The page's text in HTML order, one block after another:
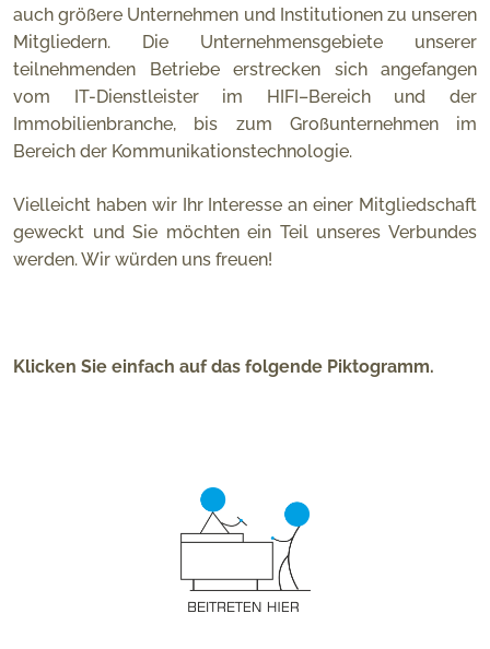
auch größere Unternehmen und Institutionen zu unseren
Mitgliedern. Die Unternehmensgebiete unserer
teilnehmenden Betriebe erstrecken sich angefangen
vom IT-Dienstleister im HIFI–Bereich und der
Immobilienbranche, bis zum Großunternehmen im
Bereich der Kommunikationstechnologie.
Vielleicht haben wir Ihr Interesse an einer Mitgliedschaft
geweckt und Sie möchten ein Teil unseres Verbundes
werden. Wir würden uns freuen!
Klicken Sie einfach auf das folgende Piktogramm.